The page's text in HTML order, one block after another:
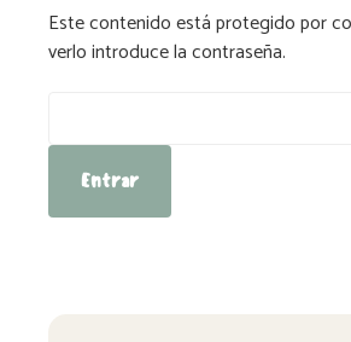
Este contenido está protegido por
verlo introduce la contraseña.